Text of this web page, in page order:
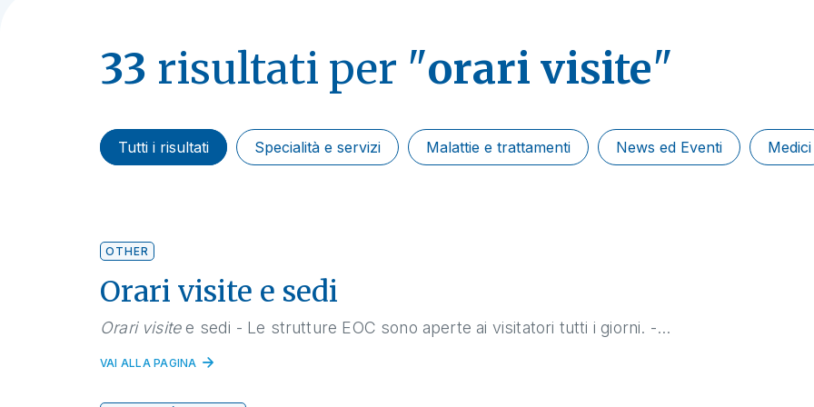
33 risultati per "orari visite"
Tutti i risultati Specialità e servizi Malattie e trattamenti News ed Eventi Medici
OTHER
Orari visite e sedi
Orari visitee sedi - Le strutture EOC sono aperte ai visitatori tutti i giorni. -...
VAI ALLA PAGINA